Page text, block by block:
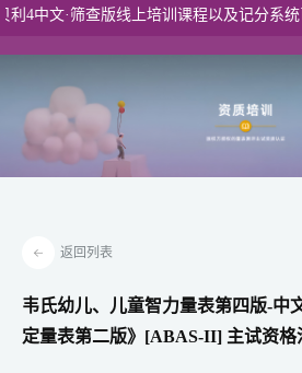
4中文·筛查版线上培训课程以及记分系统
港澳入口
返回列表
韦氏幼儿、儿童智力量表第四版-中
定量表第二版》[ABAS-II] 主试资格